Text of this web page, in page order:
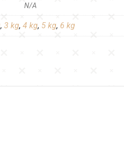
N/A
, 3 kg, 4 kg, 5 kg, 6 kg